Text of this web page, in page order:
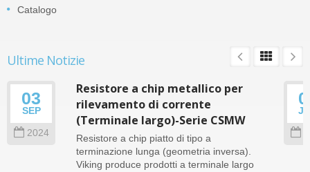
Catalogo
Ultime Notizie
03
SEP
2024
Resistore a chip metallico per
rilevamento di corrente
(Terminale largo)-Serie CSMW
Resistore a chip piatto di tipo a
terminazione lunga (geometria inversa).
Viking produce prodotti a terminale largo